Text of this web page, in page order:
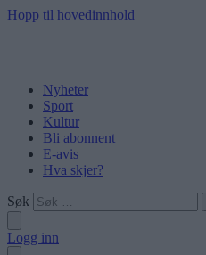
Hopp til hovedinnhold
Nyheter
Sport
Kultur
Bli abonnent
E-avis
Hva skjer?
Søk
Logg inn